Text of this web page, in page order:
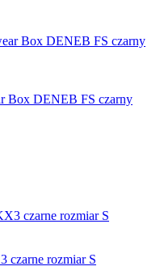
Box DENEB FS czarny
czarne rozmiar S